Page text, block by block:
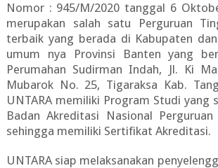
Nomor : 945/M/2020 tanggal 6
merupakan salah satu Perguruan
terbaik yang berada di Kabupaten
umum nya Provinsi Banten yang
Perumahan Sudirman Indah, Jl. Ki
Mubarok No. 25, Tigaraksa Kab.
UNTARA memiliki Program Studi yang
Badan Akreditasi Nasional
sehingga memiliki Sertifikat Akreditasi.
UNTARA siap melaksanakan